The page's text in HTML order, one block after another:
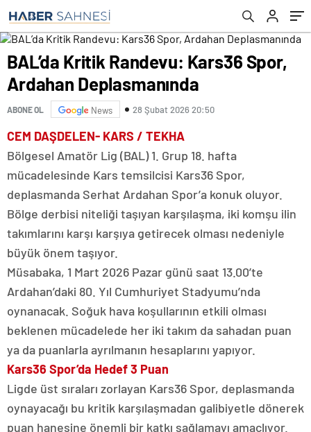
BAL’da Kritik Randevu: Kars36 Spor,
Ardahan Deplasmanında
ABONE OL News 28 Şubat 2026 20:50
CEM DAŞDELEN- KARS / TEKHA
Bölgesel Amatör Lig (BAL) 1. Grup 18. hafta
mücadelesinde Kars temsilcisi Kars36 Spor,
deplasmanda Serhat Ardahan Spor’a konuk oluyor.
Bölge derbisi niteliği taşıyan karşılaşma, iki komşu ilin
takımlarını karşı karşıya getirecek olması nedeniyle
büyük önem taşıyor.
Müsabaka, 1 Mart 2026 Pazar günü saat 13.00’te
Ardahan’daki 80. Yıl Cumhuriyet Stadyumu’nda
oynanacak. Soğuk hava koşullarının etkili olması
beklenen mücadelede her iki takım da sahadan puan
ya da puanlarla ayrılmanın hesaplarını yapıyor.
Kars36 Spor’da Hedef 3 Puan
Ligde üst sıraları zorlayan Kars36 Spor, deplasmanda
oynayacağı bu kritik karşılaşmadan galibiyetle dönerek
puan hanesine önemli bir katkı sağlamayı amaçlıyor.